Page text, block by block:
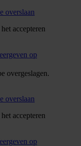
overslaan
accepteren
op
overgeslagen.
overslaan
accepteren
op